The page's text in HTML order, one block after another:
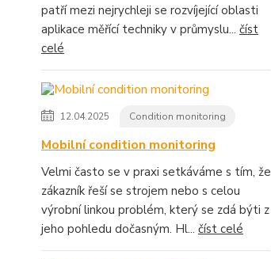
patří mezi nejrychleji se rozvíjející oblasti
aplikace měřící techniky v průmyslu... číst
celé
12.04.2025 Condition monitoring
Mobilní condition monitoring
Velmi často se v praxi setkáváme s tím, že
zákazník řeší se strojem nebo s celou
výrobní linkou problém, který se zdá býti z
jeho pohledu dočasným. Hl... číst celé